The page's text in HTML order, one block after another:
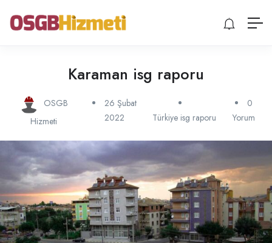
Karaman isg raporu
OSGB
Hizmeti
26 Şubat
2022
Türkiye isg raporu
0
Yorum